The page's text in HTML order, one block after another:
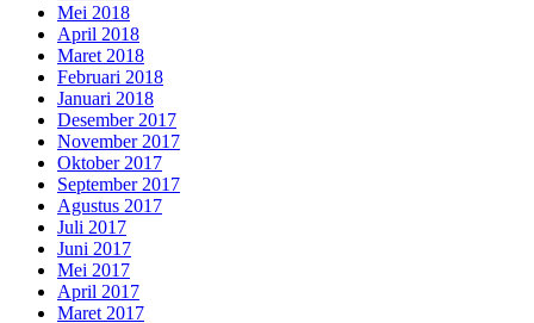
Mei 2018
April 2018
Maret 2018
Februari 2018
Januari 2018
Desember 2017
November 2017
Oktober 2017
September 2017
Agustus 2017
Juli 2017
Juni 2017
Mei 2017
April 2017
Maret 2017